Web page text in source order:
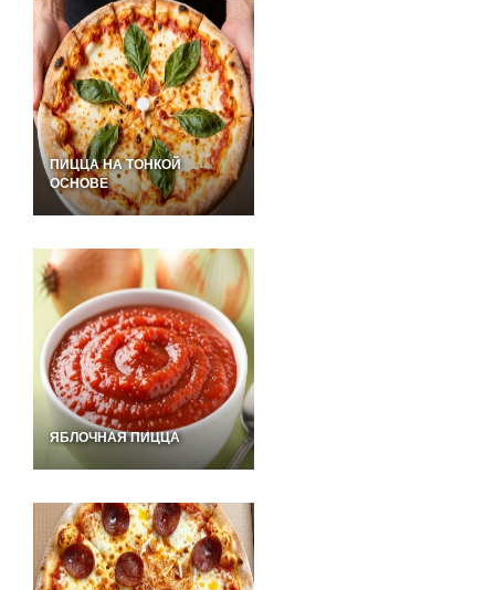
ПИЦЦА НА ТОНКОЙ
ОСНОВЕ
ЯБЛОЧНАЯ ПИЦЦА